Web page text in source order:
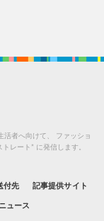
活者へ向けて、
ファッショ
レート” に発信します。
付先 記事提供サイト
ュース